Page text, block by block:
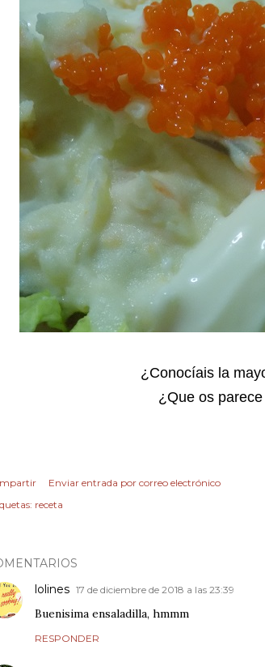
¿Conocíais la
¿Que os
Enviar entrada por correo electrónico
receta
lolines 17 de diciembre de 2018 a las 23:39
Buenisima ensaladilla, hmmm
RESPONDER